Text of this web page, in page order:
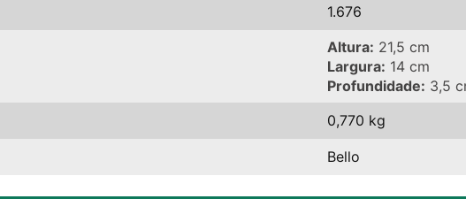
1.676
Altura: 21,5 cm
Largura: 14 cm
Profundidade: 3,5
0,770 kg
Bello